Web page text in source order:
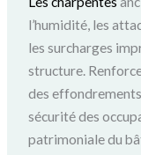
l’humidité, les
les surcharges
structure.
des
sécurité des
patrimoniale du